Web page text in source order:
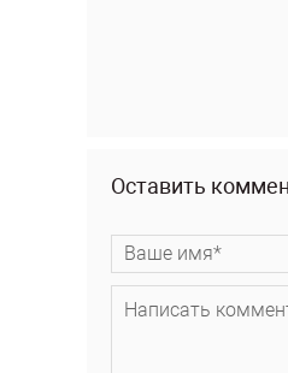
Оставить